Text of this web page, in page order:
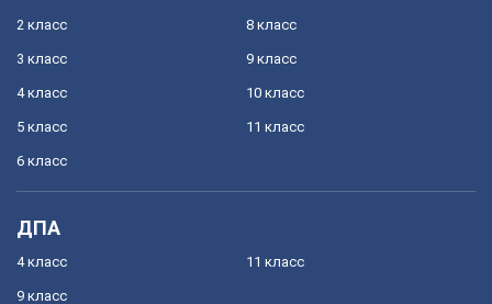
2 класс
3 класс
4 класс
5 класс
6 класс
8 класс
9 класс
10 класс
11 класс
ДПА
4 класс
9 класс
11 класс